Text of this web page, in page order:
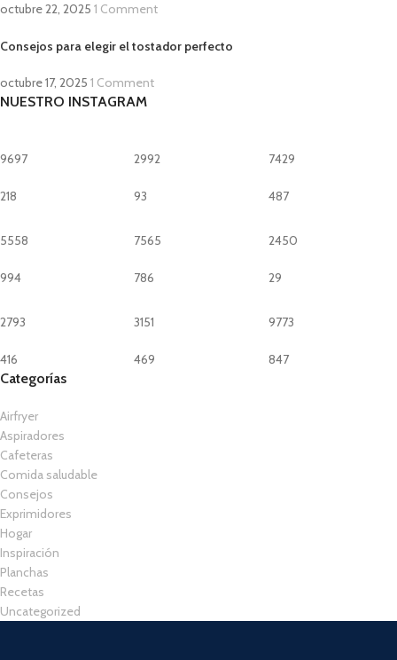
octubre 22, 2025 1 Comment
Consejos para elegir el tostador perfecto
octubre 17, 2025 1 Comment
NUESTRO INSTAGRAM
9697
218
2992
93
7429
487
5558
994
7565
786
2450
29
2793
416
3151
469
9773
847
Categorías
Airfryer
Aspiradores
Cafeteras
Comida saludable
Consejos
Exprimidores
Hogar
Inspiración
Planchas
Recetas
Uncategorized